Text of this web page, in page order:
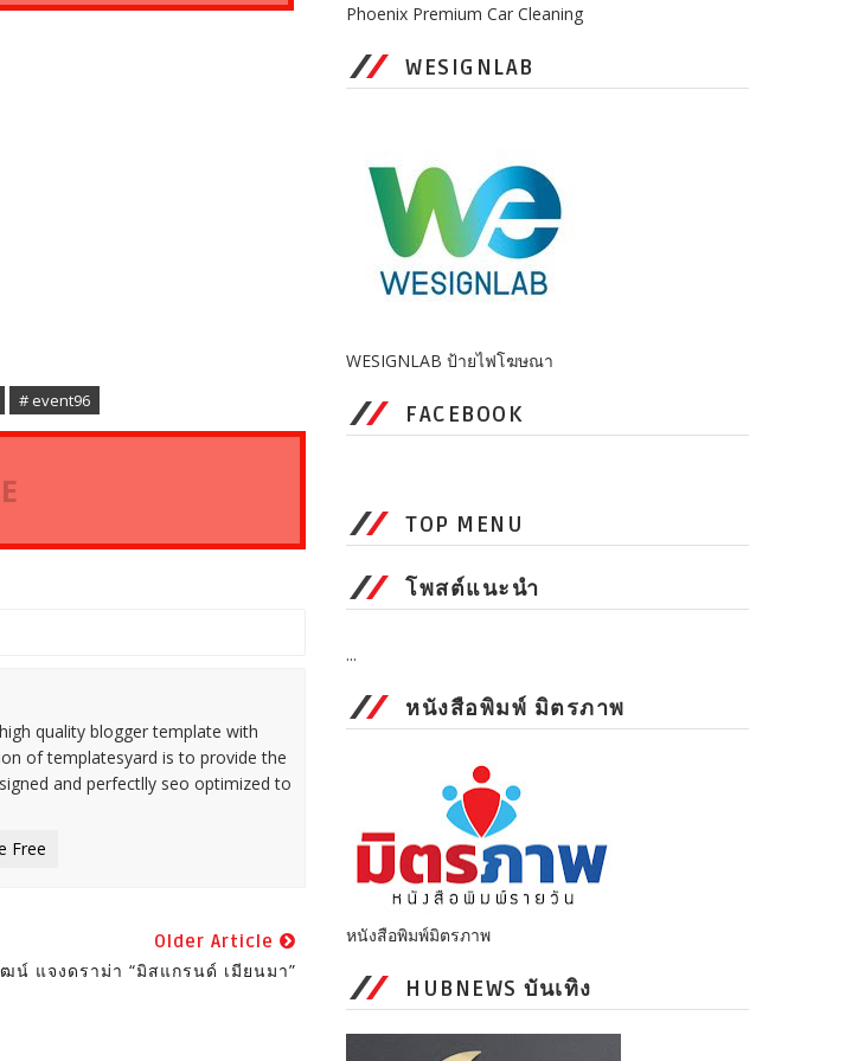
# event96
quality blogger template with
of templatesyard is to provide the
and perfectlly seo optimized to
Free
Older Article
น์ แจงดราม่า “มิสแกรนด์ เมียนมา”
Phoenix Premium Car Cleaning
WESIGNLAB
WESIGNLAB ป้ายไฟโฆษณา
FACEBOOK
TOP MENU
โพสต์แนะนำ
...
หนังสือพิมพ์ มิตรภาพ
หนังสือพิมพ์มิตรภาพ
HUBNEWS บันเทิง